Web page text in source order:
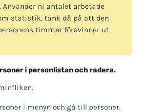
Använder ni antalet arbetade
statistik, tänk då på att den
timmar försvinner ut
i personlistan och radera.
i menyn och gå till personer.